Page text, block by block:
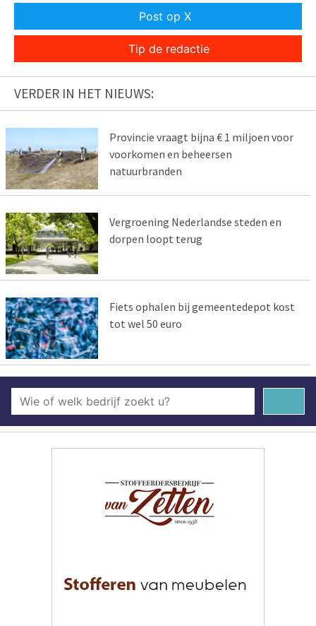
Post op X
Tip de redactie
VERDER IN HET NIEUWS:
Provincie vraagt bijna € 1 miljoen voor
voorkomen en beheersen
natuurbranden
Vergroening Nederlandse steden en
dorpen loopt terug
Fiets ophalen bij gemeentedepot kost
tot wel 50 euro